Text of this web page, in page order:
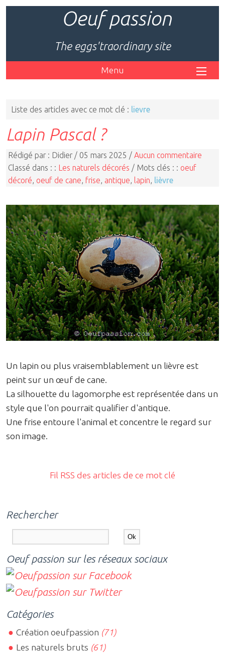
Oeuf passion
The eggs'traordinary site
Menu
Liste des articles avec ce mot clé : lievre
Lapin Pascal ?
Rédigé par : Didier / 05 mars 2025 / Aucun commentaire
Classé dans : : Les naturels décorés / Mots clés : : oeuf
décoré oeuf de cane frise antique lapin lièvre
Un lapin ou plus vraisemblablement un lièvre est
peint sur un œuf de cane.
La silhouette du lagomorphe est représentée dans un
style que l'on pourrait qualifier d'antique.
Une frise entoure l'animal et concentre le regard sur
son image.
Fil RSS des articles de ce mot clé
Rechercher
Oeuf passion sur les réseaux sociaux
Catégories
Création oeufpassion (71)
Les naturels bruts (61)